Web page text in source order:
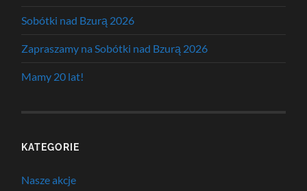
Sobótki nad Bzurą 2026
Zapraszamy na Sobótki nad Bzurą 2026
Mamy 20 lat!
KATEGORIE
Nasze akcje